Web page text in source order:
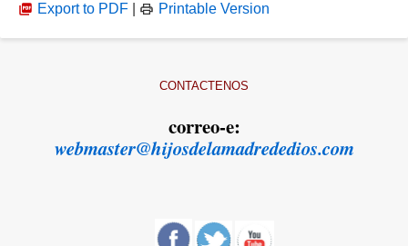
Export to PDF Printable Version
CONTACTENOS
correo-e:
webmaster@hijosdelamadrededios.com